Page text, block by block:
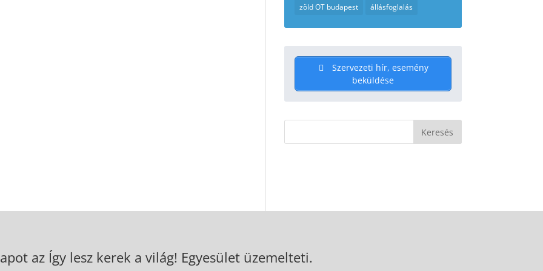
zöld OT budapest
állásfoglalás
Szervezeti hír, esemény
beküldése
az Így lesz kerek a világ! Egyesület üzemelteti.